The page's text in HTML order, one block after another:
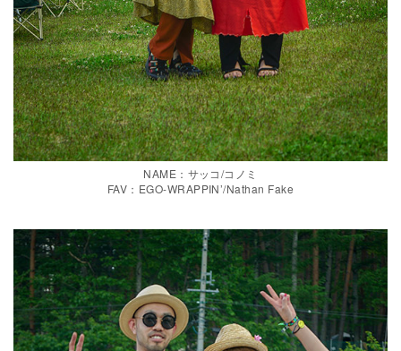
NAME：サッコ/コノミ
FAV：EGO-WRAPPIN’/Nathan Fake